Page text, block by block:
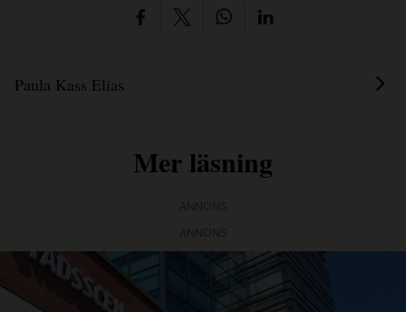
Paula Kass Elias
Mer läsning